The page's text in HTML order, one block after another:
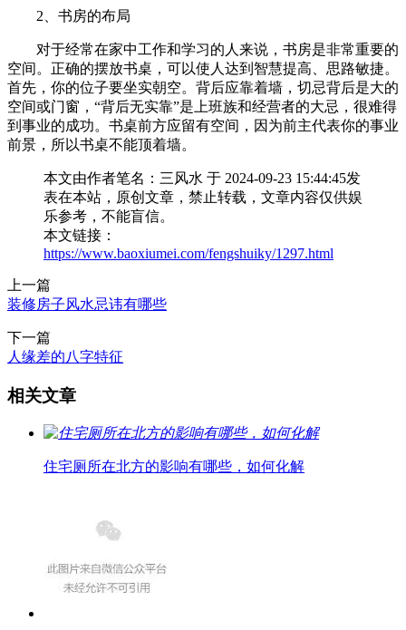
2、书房的布局
对于经常在家中工作和学习的人来说，书房是非常重要的
空间。正确的摆放书桌，可以使人达到智慧提高、思路敏捷。
首先，你的位子要坐实朝空。背后应靠着墙，切忌背后是大的
空间或门窗，“背后无实靠”是上班族和经营者的大忌，很难得
到事业的成功。书桌前方应留有空间，因为前主代表你的事业
前景，所以书桌不能顶着墙。
本文由作者笔名：三风水 于 2024-09-23 15:44:45发
表在本站，原创文章，禁止转载，文章内容仅供娱
乐参考，不能盲信。
本文链接：
https://www.baoxiumei.com/fengshuiky/1297.html
上一篇
装修房子风水忌讳有哪些
下一篇
人缘差的八字特征
相关文章
住宅厕所在北方的影响有哪些，如何化解